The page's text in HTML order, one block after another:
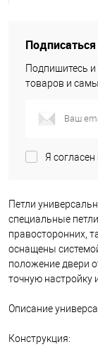
Подпишитесь
товаров и
Я согласен
Петли
специальные
правосторонних,
оснащены
положение двери
точную настройку
Описание
Конструкция: